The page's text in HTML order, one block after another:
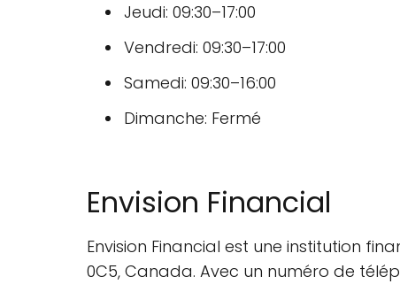
Jeudi: 09:30–17:00
Vendredi: 09:30–17:00
Samedi: 09:30–16:00
Dimanche: Fermé
Envision Financial
Envision Financial est une institution
0C5, Canada. Avec un numéro de